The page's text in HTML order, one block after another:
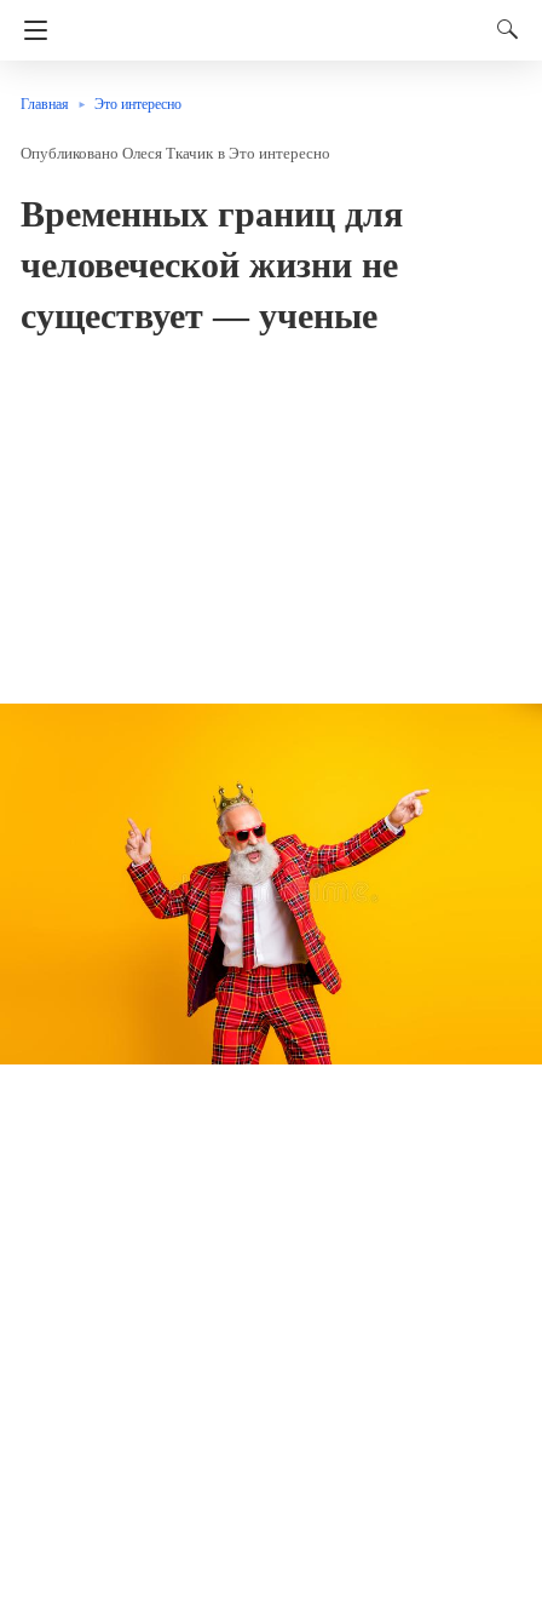
Главная Это интересно
Олеся Ткачик в Это интересно
Временных границ для
человеческой жизни не
существует — ученые